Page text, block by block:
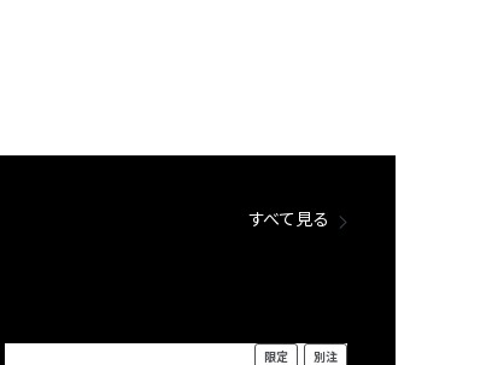
すべて見る
限定 別注